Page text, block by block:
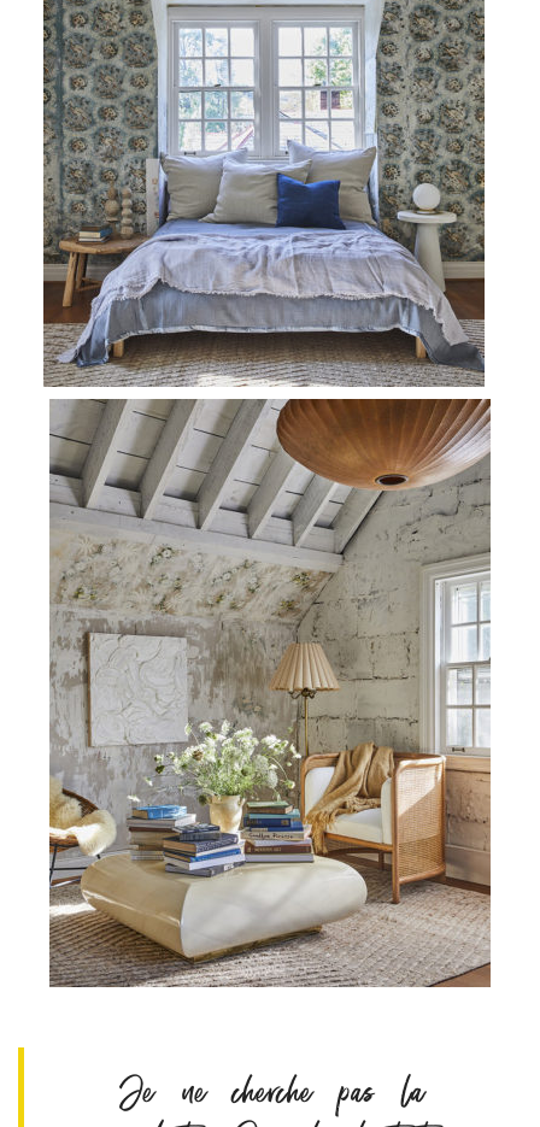
Je ne cherche pas la